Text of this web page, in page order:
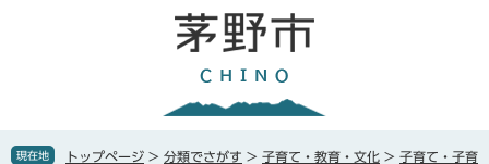
で
ば現在地 トップページ > 分類でさがす > 子育て・教育・文化 > 子育て・子育